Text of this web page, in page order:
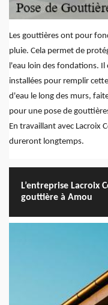
Les gouttières ont pour
pluie. Cela permet de
l'eau loin des fondations. Il
installées pour remplir
d'eau le long des murs,
pour une pose de
En travaillant avec Lacroix
dureront longtemps.
L’entreprise Lacroix
gouttière à Amou